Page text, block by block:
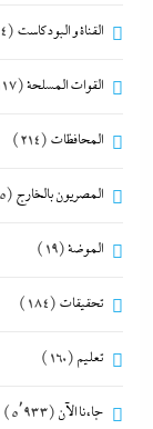
القناة و البودكاست (4)
القوات المسلحة(117)
المحافظات (214)
المصريون بالخارج (75)
الموضة(19)
تحقيقات (184)
تعليم (160)
جاءنا الآن (5٬933)